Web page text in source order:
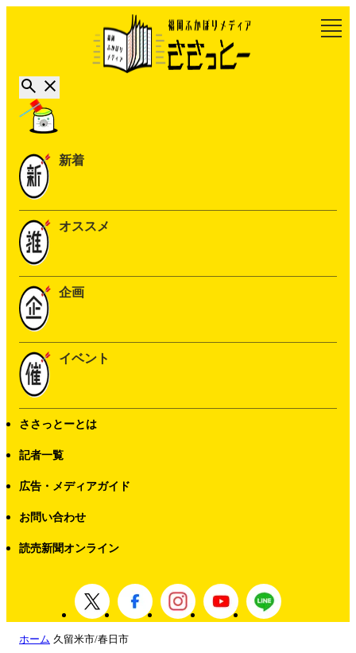
新着
オススメ
企画
イベント
ささっとーとは
記者一覧
広告・メディアガイド
お問い合わせ
読売新聞オンライン
ホーム 久留米市/春日市